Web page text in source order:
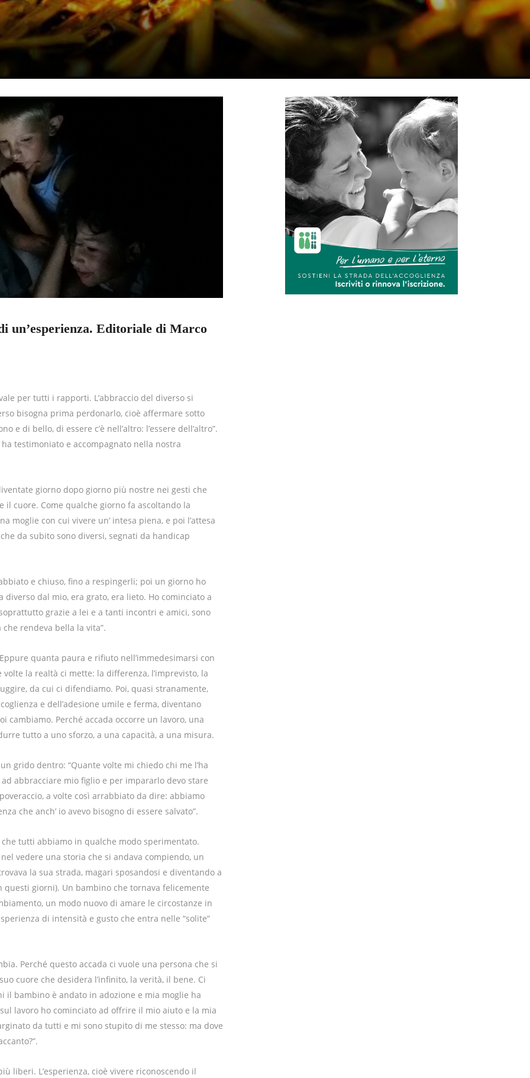
un’esperienza. Editoriale di Marco
per tutti i rapporti. L’abbraccio del diverso si
bisogna prima perdonarlo, cioè affermare sotto
e di bello, di essere c’è nell’altro: l’essere dell’altro”.
testimoniato e accompagnato nella nostra
giorno dopo giorno più nostre nei gesti che
cuore. Come qualche giorno fa ascoltando la
moglie con cui vivere un’ intesa piena, e poi l’attesa
da subito sono diversi, segnati da handicap
e chiuso, fino a respingerli; poi un giorno ho
dal mio, era grato, era lieto. Ho cominciato a
grazie a lei e a tanti incontri e amici, sono
che rendeva bella la vita”.
quanta paura e rifiuto nell’immedesimarsi con
la realtà ci mette: la differenza, l’imprevisto, la
da cui ci difendiamo. Poi, quasi stranamente,
e dell’adesione umile e ferma, diventano
cambiamo. Perché accada occorre un lavoro, una
tutto a uno sforzo, a una capacità, a una misura.
grido dentro: “Quante volte mi chiedo chi me l’ha
abbracciare mio figlio e per impararlo devo stare
a volte così arrabbiato da dire: abbiamo
che anch’ io avevo bisogno di essere salvato”.
tutti abbiamo in qualche modo sperimentato.
vedere una storia che si andava compiendo, un
la sua strada, magari sposandosi e diventando a
giorni). Un bambino che tornava felicemente
un modo nuovo di amare le circostanze in
di intensità e gusto che entra nelle “solite”
Perché questo accada ci vuole una persona che si
cuore che desidera l’infinito, la verità, il bene. Ci
il bambino è andato in adozione e mia moglie ha
lavoro ho cominciato ad offrire il mio aiuto e la mia
da tutti e mi sono stupito di me stesso: ma dove
liberi. L’esperienza, cioè vivere riconoscendo il